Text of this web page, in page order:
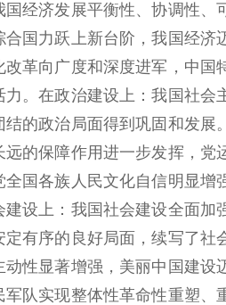
经济发展平衡性、协调性
国力跃上新台阶，我国经
革向广度和深度进军，中
。在政治建设上：我国社
的政治局面得到巩固和发
的保障作用进一步发挥，
国各族人民文化自信明显
设上：我国社会建设全面
有序的良好局面，续写了
性显著增强，美丽中国建
队实现整体性革命性重塑